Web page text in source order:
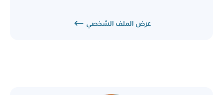
عرض الملف الشخصي